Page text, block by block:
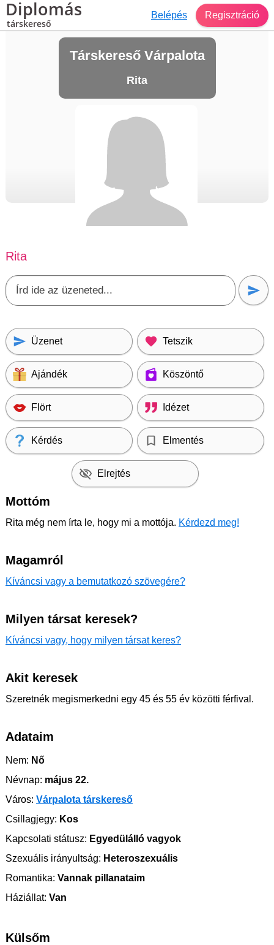
Diplomás
társkereső
Belépés Regisztráció
Társkereső Várpalota
Rita
Rita
Üzenet Tetszik
Ajándék Köszöntő
Flört Idézet
Kérdés Elmentés
Elrejtés
Mottóm
Rita még nem írta le, hogy mi a mottója. Kérdezd meg!
Magamról
Kíváncsi vagy a bemutatkozó szövegére?
Milyen társat keresek?
Kíváncsi vagy, hogy milyen társat keres?
Akit keresek
Szeretnék megismerkedni egy 45 és 55 év közötti férfival.
Adataim
Nem: Nő
Névnap: május 22.
Város: Várpalota társkereső
Csillagjegy: Kos
Kapcsolati státusz: Egyedülálló vagyok
Szexuális irányultság: Heteroszexuális
Romantika: Vannak pillanataim
Háziállat: Van
Külsőm